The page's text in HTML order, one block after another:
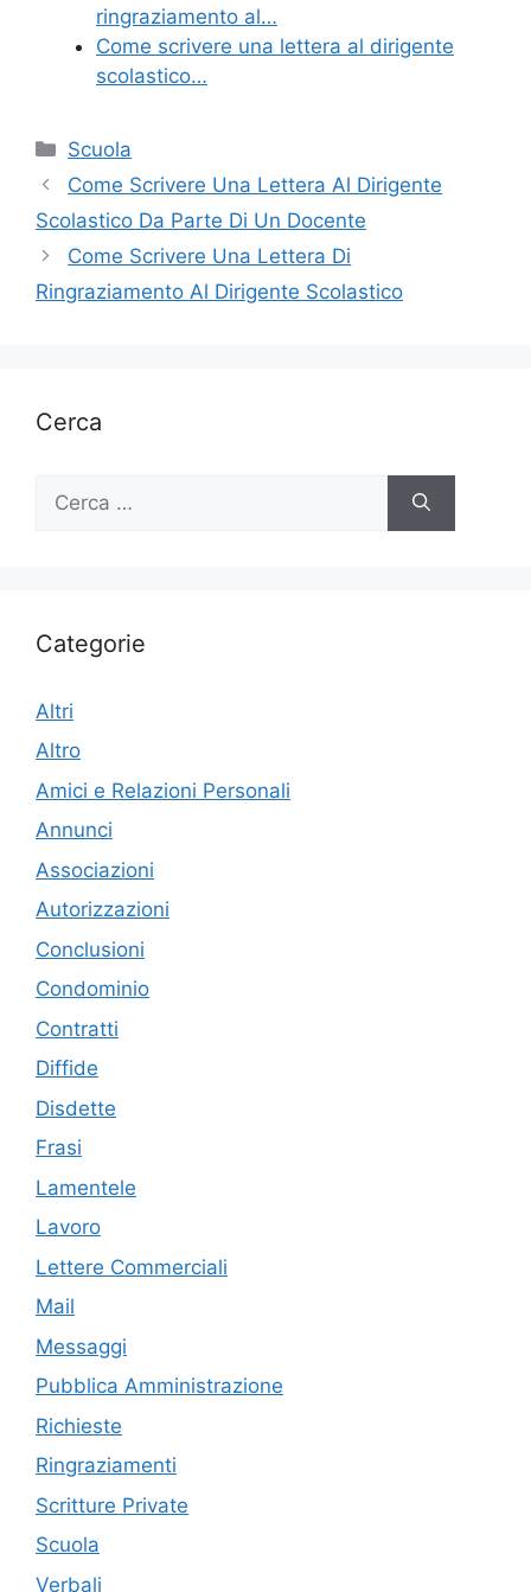
ringraziamento al…
Come scrivere una lettera al dirigente
scolastico…
Categorie
Scuola
Come Scrivere Una Lettera Al Dirigente
Scolastico Da Parte Di Un Docente
Come Scrivere Una Lettera Di
Ringraziamento Al Dirigente Scolastico
Cerca
per:
Categorie
Altri
Altro
Amici e Relazioni Personali
Annunci
Associazioni
Autorizzazioni
Conclusioni
Condominio
Contratti
Diffide
Disdette
Frasi
Lamentele
Lavoro
Lettere Commerciali
Mail
Messaggi
Pubblica Amministrazione
Richieste
Ringraziamenti
Scritture Private
Scuola
Verbali